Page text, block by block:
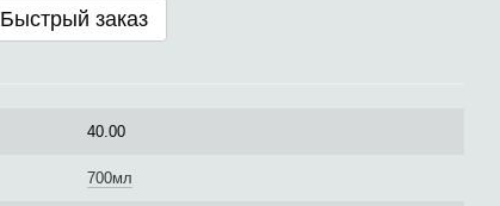
Быстрый заказ
40.00
700мл